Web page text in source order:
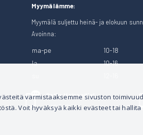
Myymälämme:
Myymälä suljettu heinä- ja elokuun
Avoinna:
ma-pe
10-18
la
10-16
Soita Heinosille!
040 528 1124
varmistaaksemme sivuston
Voit hyväksyä kaikki evästeet tai